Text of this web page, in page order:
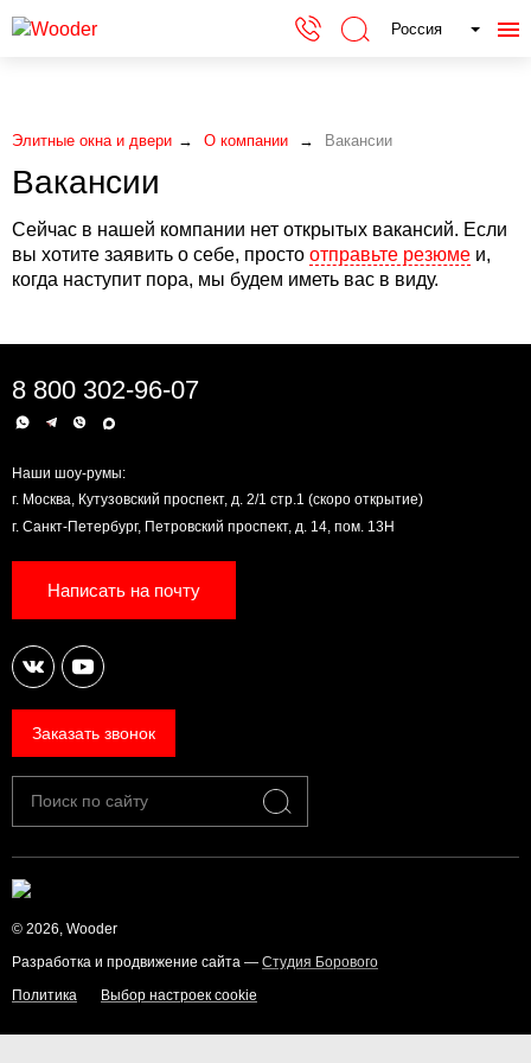
Россия
Элитные окна и двери О компании Вакансии
Вакансии
Сейчас в нашей компании нет открытых вакансий. Если
вы хотите заявить о себе, просто отправьте резюме и,
когда наступит пора, мы будем иметь вас в виду.
8 800 302-96-07
Наши шоу-румы:
г. Москва, Кутузовский проспект, д. 2/1 стр.1 (скоро открытие)
г. Санкт-Петербург, Петровский проспект, д. 14, пом. 13Н
Написать на почту
Заказать звонок
© 2026, Wooder
Разработка и продвижение сайта — Студия Борового
Политика
Выбор настроек cookie